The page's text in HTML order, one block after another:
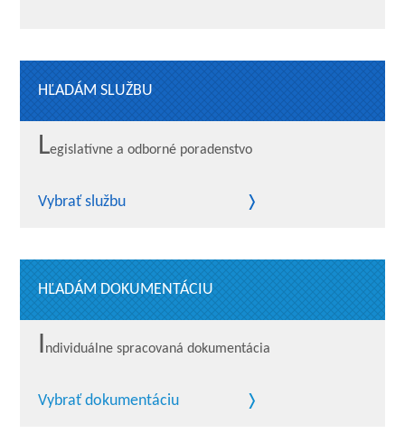
HĽADÁM SLUŽBU
Legislatívne a odborné poradenstvo
Vybrať službu
HĽADÁM DOKUMENTÁCIU
Individuálne spracovaná dokumentácia
Vybrať dokumentáciu